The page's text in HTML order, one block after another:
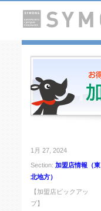
1月 27, 2024
Section: 加盟店情報（東
北地方）
【加盟店ピックアッ
プ】